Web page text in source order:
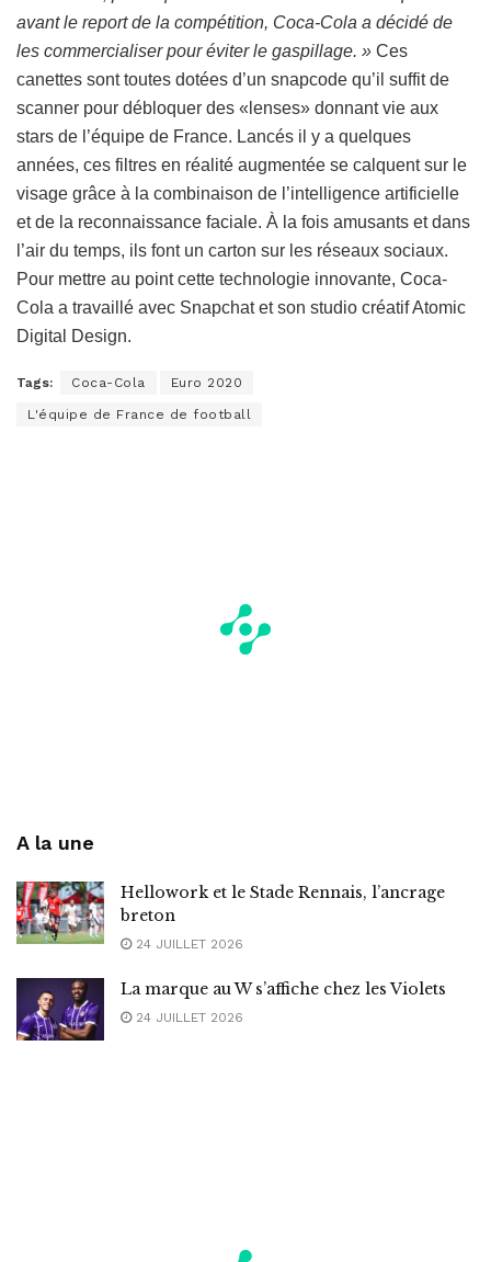
avant le report de la compétition, Coca-Cola a décidé de
les commercialiser pour éviter le gaspillage. » Ces
canettes sont toutes dotées d’un snapcode qu’il suffit de
scanner pour débloquer des «lenses» donnant vie aux
stars de l’équipe de France. Lancés il y a quelques
années, ces filtres en réalité augmentée se calquent sur le
visage grâce à la combinaison de l’intelligence artificielle
et de la reconnaissance faciale. À la fois amusants et dans
l’air du temps, ils font un carton sur les réseaux sociaux.
Pour mettre au point cette technologie innovante, Coca-
Cola a travaillé avec Snapchat et son studio créatif Atomic
Digital Design.
Tags: Coca-Cola Euro 2020
L'équipe de France de football
A la une
Hellowork et le Stade Rennais, l’ancrage
breton
24 JUILLET 2026
La marque au W s’affiche chez les Violets
24 JUILLET 2026